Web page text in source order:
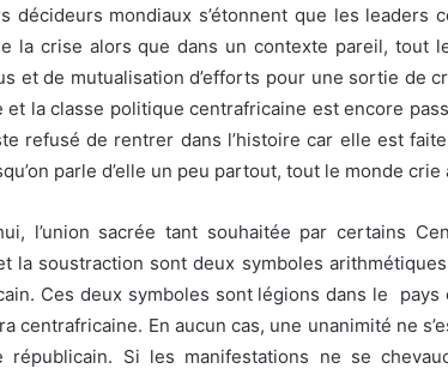
décideurs mondiaux s’étonnent que les leaders
la crise alors que dans un contexte pareil, tout
et de mutualisation d’efforts pour une sortie de
et la classe politique centrafricaine est encore
refusé de rentrer dans l’histoire car elle est
parle d’elle un peu partout, tout le monde
l’union sacrée tant souhaitée par certains
la soustraction sont deux symboles
Ces deux symboles sont légions dans le pays
centrafricaine. En aucun cas, une unanimité ne
républicain. Si les manifestations ne se